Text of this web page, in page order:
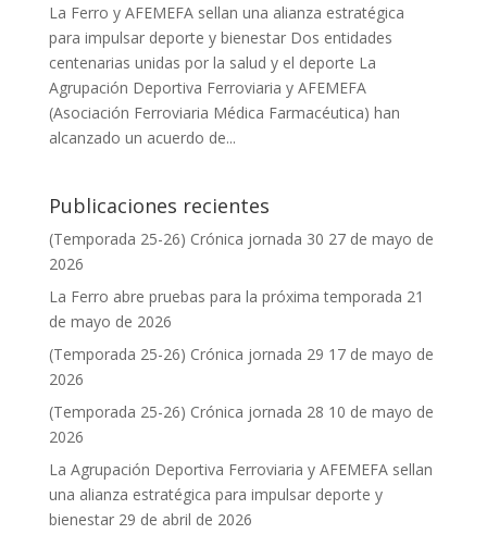
La Ferro y AFEMEFA sellan una alianza estratégica
para impulsar deporte y bienestar Dos entidades
centenarias unidas por la salud y el deporte ​​​​​La
Agrupación Deportiva Ferroviaria y AFEMEFA
(Asociación Ferroviaria Médica Farmacéutica) han
alcanzado un acuerdo de...
Publicaciones recientes
(Temporada 25-26) Crónica jornada 30 27 de mayo de
2026
La Ferro abre pruebas para la próxima temporada 21
de mayo de 2026
(Temporada 25-26) Crónica jornada 29 17 de mayo de
2026
(Temporada 25-26) Crónica jornada 28 10 de mayo de
2026
La Agrupación Deportiva Ferroviaria y AFEMEFA sellan
una alianza estratégica para impulsar deporte y
bienestar 29 de abril de 2026